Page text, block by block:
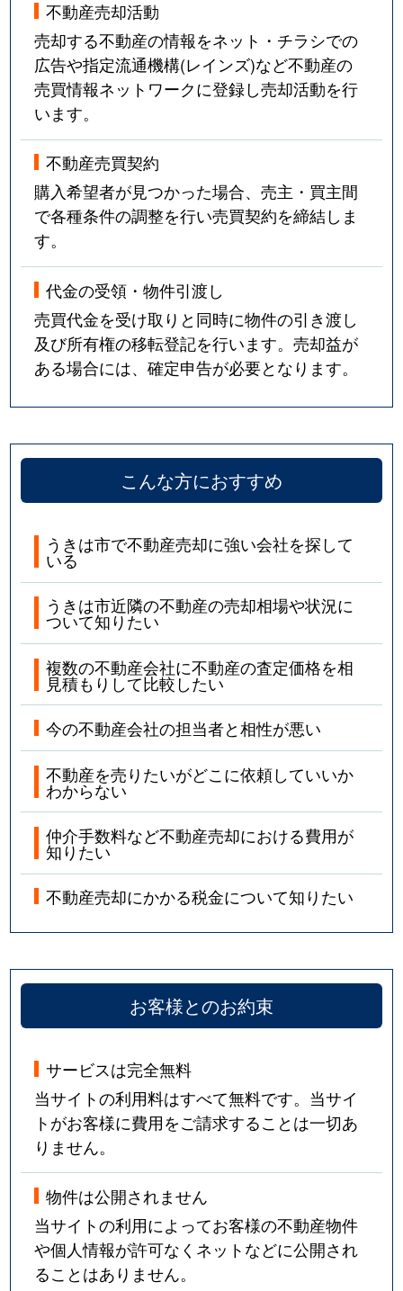
不動産売却活動
売却する不動産の情報をネット・チラシでの
広告や指定流通機構(レインズ)など不動産の
売買情報ネットワークに登録し売却活動を行
います。
不動産売買契約
購入希望者が見つかった場合、売主・買主間
で各種条件の調整を行い売買契約を締結しま
す。
代金の受領・物件引渡し
売買代金を受け取りと同時に物件の引き渡し
及び所有権の移転登記を行います。売却益が
ある場合には、確定申告が必要となります。
こんな方におすすめ
うきは市で不動産売却に強い会社を探して
いる
うきは市近隣の不動産の売却相場や状況に
ついて知りたい
複数の不動産会社に不動産の査定価格を相
見積もりして比較したい
今の不動産会社の担当者と相性が悪い
不動産を売りたいがどこに依頼していいか
わからない
仲介手数料など不動産売却における費用が
知りたい
不動産売却にかかる税金について知りたい
お客様とのお約束
サービスは完全無料
当サイトの利用料はすべて無料です。当サイ
トがお客様に費用をご請求することは一切あ
りません。
物件は公開されません
当サイトの利用によってお客様の不動産物件
や個人情報が許可なくネットなどに公開され
ることはありません。